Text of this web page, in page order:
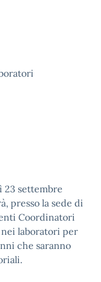
23 settembre
presso la sede di
Coordinatori
laboratori per
che saranno